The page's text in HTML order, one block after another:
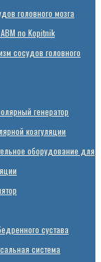
головного мозга
по Kopitnik
сосудов головного
генератор
коагуляции
оборудование для
сустава
система